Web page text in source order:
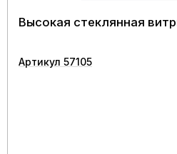
Высокая стеклянная
Артикул 57105